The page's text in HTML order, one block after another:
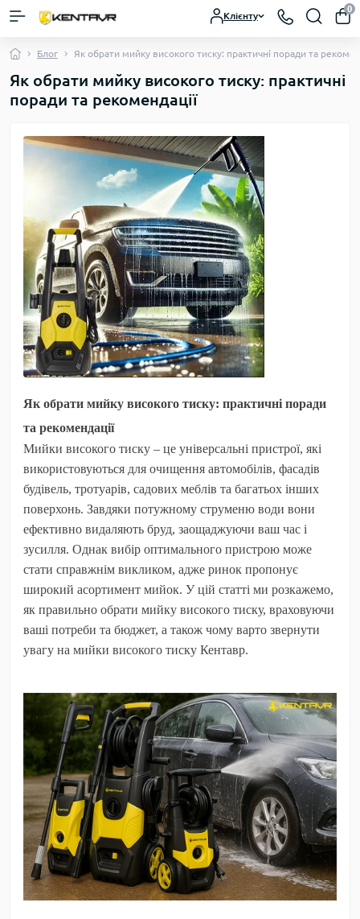
Клієнту
0
Блог Як обрати мийку високого тиску: практичні поради та
Як обрати мийку високого тиску: практичні
поради та рекомендації
Як обрати мийку високого тиску: практичні поради
та рекомендації
Мийки високого тиску – це універсальні пристрої, які
використовуються для очищення автомобілів, фасадів
будівель, тротуарів, садових меблів та багатьох інших
поверхонь. Завдяки потужному струменю води вони
ефективно видаляють бруд, заощаджуючи ваш час і
зусилля. Однак вибір оптимального пристрою може
стати справжнім викликом, адже ринок пропонує
широкий асортимент мийок. У цій статті ми розкажемо,
як правильно обрати мийку високого тиску, враховуючи
ваші потреби та бюджет, а також чому варто звернути
увагу на мийки високого тиску Кентавр.